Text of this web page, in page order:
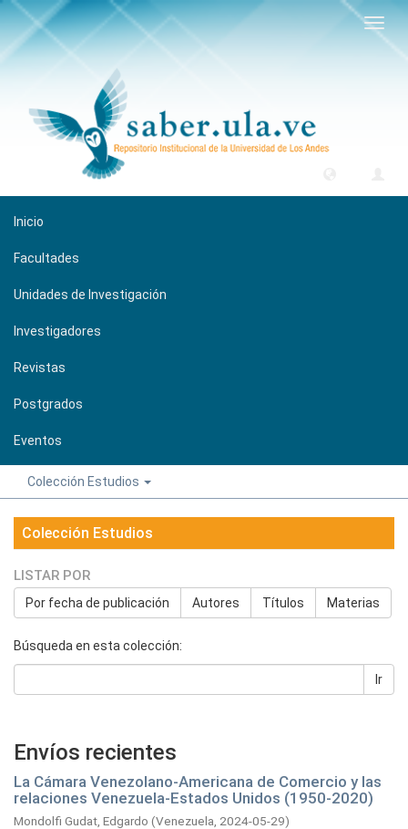
Inicio
Facultades
Unidades de Investigación
Investigadores
Revistas
Postgrados
Eventos
Colección Estudios
Colección Estudios
LISTAR POR
Por fecha de publicación Autores Títulos Materias
Búsqueda en esta colección:
Ir
Envíos recientes
La Cámara Venezolano-Americana de Comercio y las
relaciones Venezuela-Estados Unidos (1950-2020)
Mondolfi Gudat, Edgardo (Venezuela, 2024-05-29)